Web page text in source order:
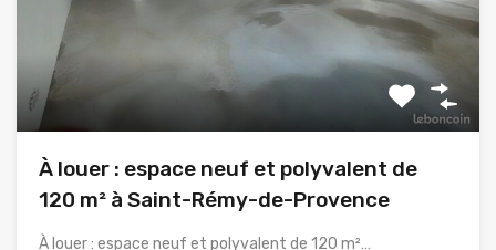
À louer : espace neuf et polyvalent de
120 m² à Saint-Rémy-de-Provence
À louer : espace neuf et polyvalent de 120 m²…